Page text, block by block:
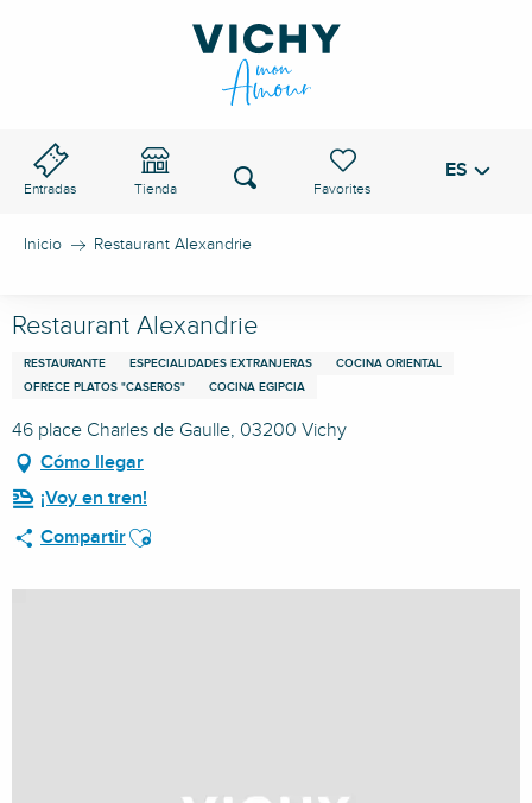
Entradas Tienda
Voir les favoris
Buscar ES
Inicio Restaurant Alexandrie
Restaurant Alexandrie
RESTAURANTE ESPECIALIDADES EXTRANJERAS
COCINA ORIENTAL
OFRECE PLATOS "CASEROS"
COCINA EGIPCIA
46 place Charles de Gaulle, 03200 Vichy
Cómo llegar
¡Voy en tren!
CompartirAjouter aux favoris